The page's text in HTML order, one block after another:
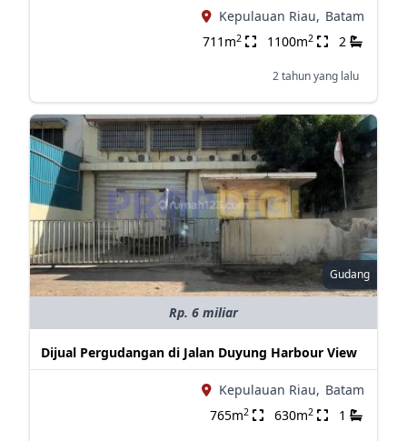
Kepulauan Riau, Batam
711m2 1100m2 2
2 tahun yang lalu
Gudang
Rp. 6 miliar
Dijual Pergudangan di Jalan Duyung Harbour View
Kepulauan Riau, Batam
765m2 630m2 1